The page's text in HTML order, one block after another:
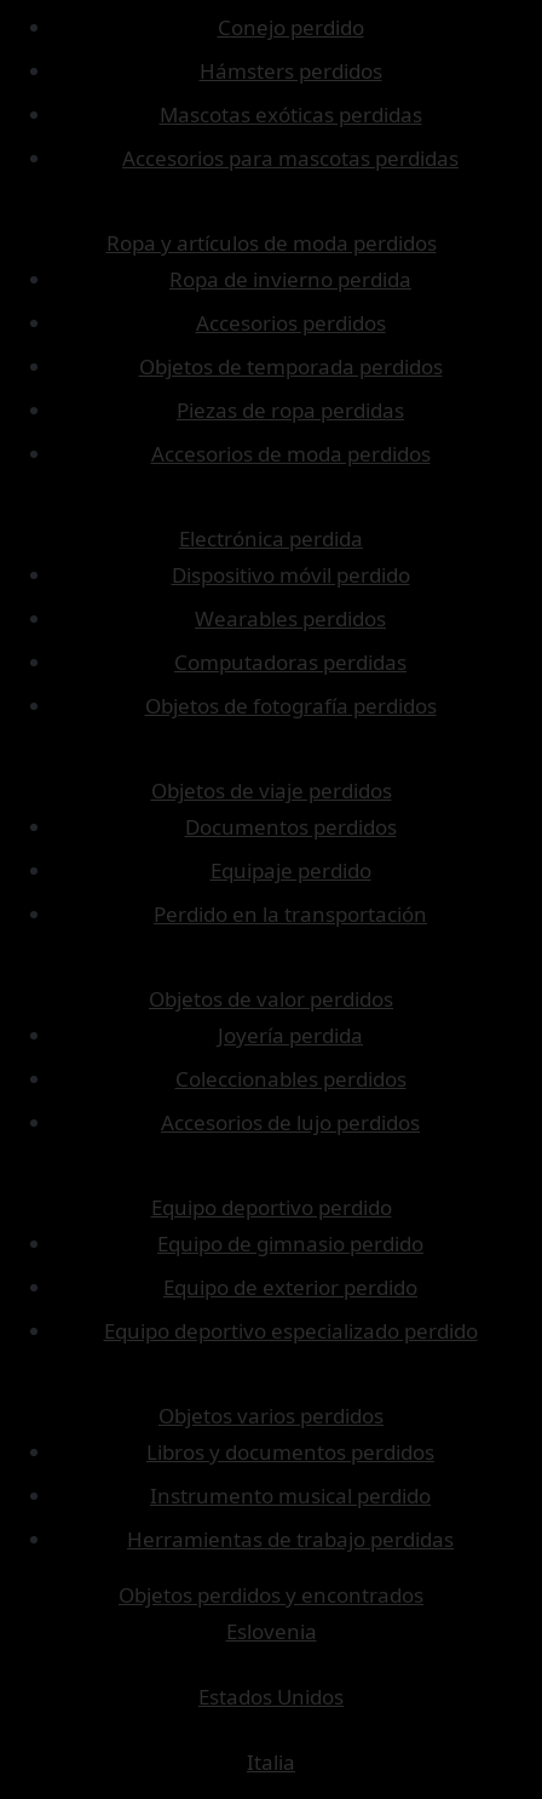
Conejo perdido
Hámsters perdidos
Mascotas exóticas perdidas
Accesorios para mascotas perdidas
Ropa y artículos de moda perdidos
Ropa de invierno perdida
Accesorios perdidos
Objetos de temporada perdidos
Piezas de ropa perdidas
Accesorios de moda perdidos
Electrónica perdida
Dispositivo móvil perdido
Wearables perdidos
Computadoras perdidas
Objetos de fotografía perdidos
Objetos de viaje perdidos
Documentos perdidos
Equipaje perdido
Perdido en la transportación
Objetos de valor perdidos
Joyería perdida
Coleccionables perdidos
Accesorios de lujo perdidos
Equipo deportivo perdido
Equipo de gimnasio perdido
Equipo de exterior perdido
Equipo deportivo especializado perdido
Objetos varios perdidos
Libros y documentos perdidos
Instrumento musical perdido
Herramientas de trabajo perdidas
Objetos perdidos y encontrados
Eslovenia
Estados Unidos
Italia